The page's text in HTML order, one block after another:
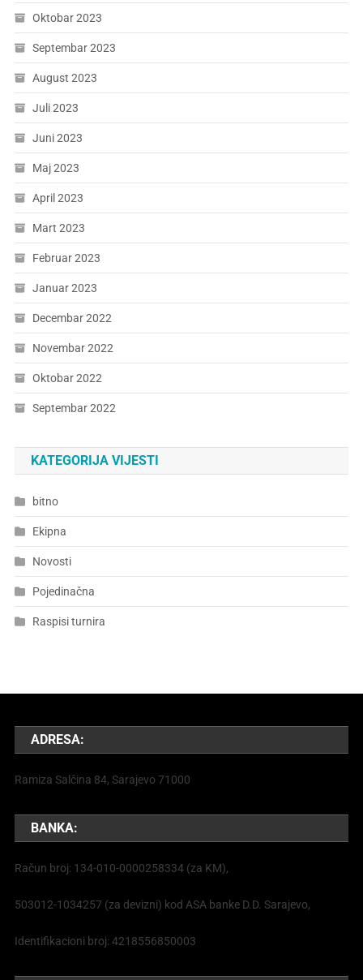
Oktobar 2023
Septembar 2023
August 2023
Juli 2023
Juni 2023
Maj 2023
April 2023
Mart 2023
Februar 2023
Januar 2023
Decembar 2022
Novembar 2022
Oktobar 2022
Septembar 2022
KATEGORIJA VIJESTI
bitno
Ekipna
Novosti
Pojedinačna
Raspisi turnira
ADRESA:
Ramiza Salčina 84, Sarajevo 71000
BANKA:
Račun broj: 134-010-0000258334 (za KM),
503012-1034257 (za devizni) kod ASA banke D.D. Sarajevo,
Identifikacioni broj: 4218556850003